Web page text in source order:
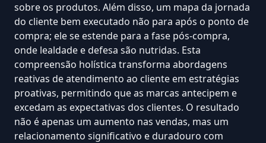
sobre os produtos. Além disso, um mapa da jornada
do cliente bem executado não para após o ponto de
compra; ele se estende para a fase pós-compra,
onde lealdade e defesa são nutridas. Esta
compreensão holística transforma abordagens
reativas de atendimento ao cliente em estratégias
proativas, permitindo que as marcas antecipem e
excedam as expectativas dos clientes. O resultado
não é apenas um aumento nas vendas, mas um
relacionamento significativo e duradouro com